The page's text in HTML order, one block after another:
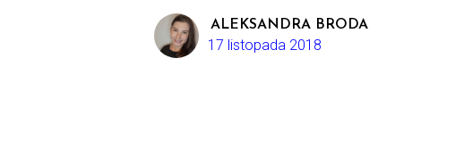
ALEKSANDRA BRODA
17 listopada 2018